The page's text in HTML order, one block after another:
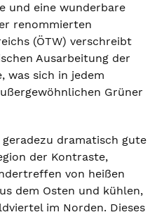
und eine wunderbare
renommierten
(ÖTW) verschreibt
Ausarbeitung der
was sich in jedem
Grüner
dramatisch gute
der Kontraste,
von heißen
dem Osten und kühlen,
im Norden. Dieses